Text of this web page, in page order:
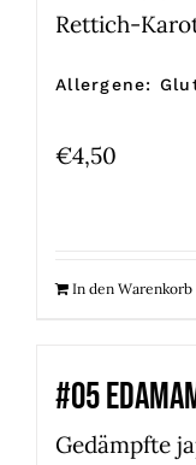
Rettich-
Allergene:
€4,50
In den Warenkorb
#05
Gedämpfte